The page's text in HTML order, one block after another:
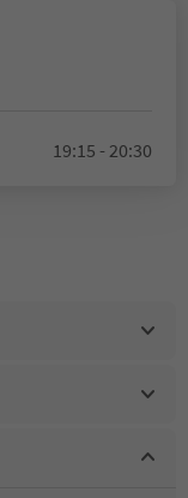
19:15 - 20:30